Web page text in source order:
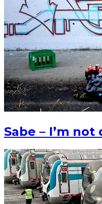
Sabe – I’m